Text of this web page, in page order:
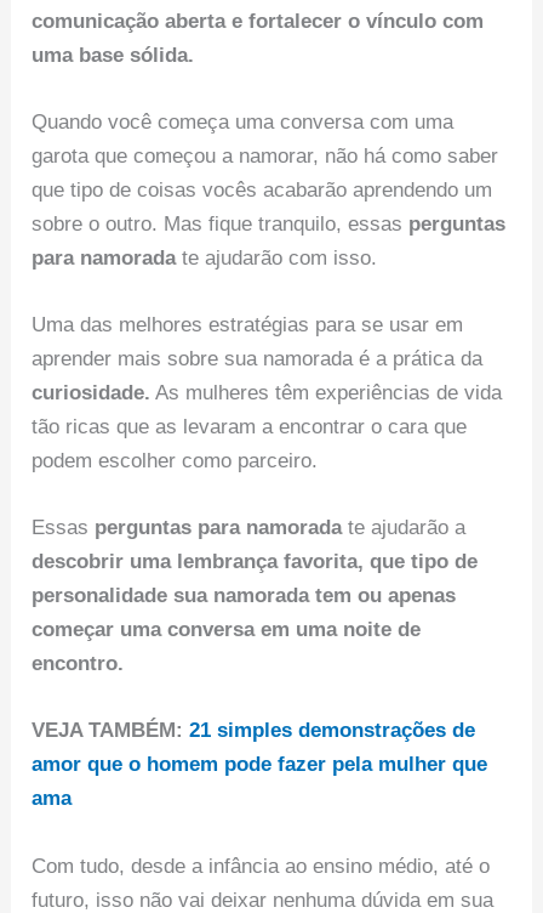
comunicação aberta e fortalecer o vínculo com
uma base sólida.
Quando você começa uma conversa com uma
garota que começou a namorar, não há como saber
que tipo de coisas vocês acabarão aprendendo um
sobre o outro. Mas fique tranquilo, essas perguntas
para namoradate ajudarão com isso.
Uma das melhores estratégias para se usar em
aprender mais sobre sua namorada é a prática da
curiosidade. As mulheres têm experiências de vida
tão ricas que as levaram a encontrar o cara que
podem escolher como parceiro.
Essas perguntas para namoradate ajudarão a
descobrir uma lembrança favorita, que tipo de
personalidade sua namorada tem ou apenas
começar uma conversa em uma noite de
encontro.
VEJA TAMBÉM: 21 simples demonstrações de
amor que o homem pode fazer pela mulher que
ama
Com tudo, desde a infância ao ensino médio, até o
futuro, isso não vai deixar nenhuma dúvida em sua